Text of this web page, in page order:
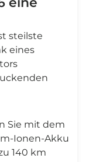
steilste
eines
Sie mit dem
Ionen-Akku
140 km